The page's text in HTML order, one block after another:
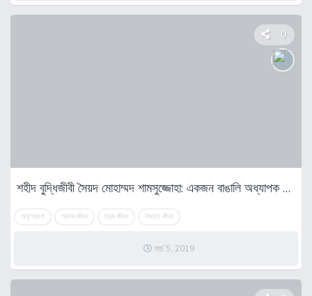
0
শহীদ বুদ্ধিজীবী সৈয়দ মোহাম্মদ শামসুজ্জোহা: একজন বাঙালি অধ্যাপক এবং শিক্ষাবিদ
অনুপ্রেরণা আমার জীবন প্রিয় জীবন বিখ্যাত জীবন
মার্চ 5, 2019